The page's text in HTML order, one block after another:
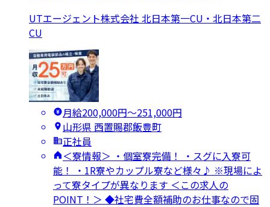
UTエージェント株式会社 北日本第一CU・北日本第二
CU
月給200,000円〜251,000円
山形県 西置賜郡飯豊町
正社員
＜寮情報＞ ・個室寮完備！ ・スグに入寮可
能！ ・1R寮やカップル寮など様々♪ ※現場によ
って寮タイプが異なります ＜この求人の
POINT！＞ ◆社宅費全額補助のお仕事なので固